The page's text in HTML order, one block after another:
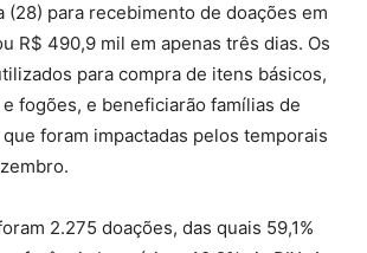
(28) para recebimento de doações em
R$ 490,9 mil em apenas três dias. Os
para compra de itens básicos,
fogões, e beneficiarão famílias de
foram impactadas pelos temporais
2.275 doações, das quais 59,1%